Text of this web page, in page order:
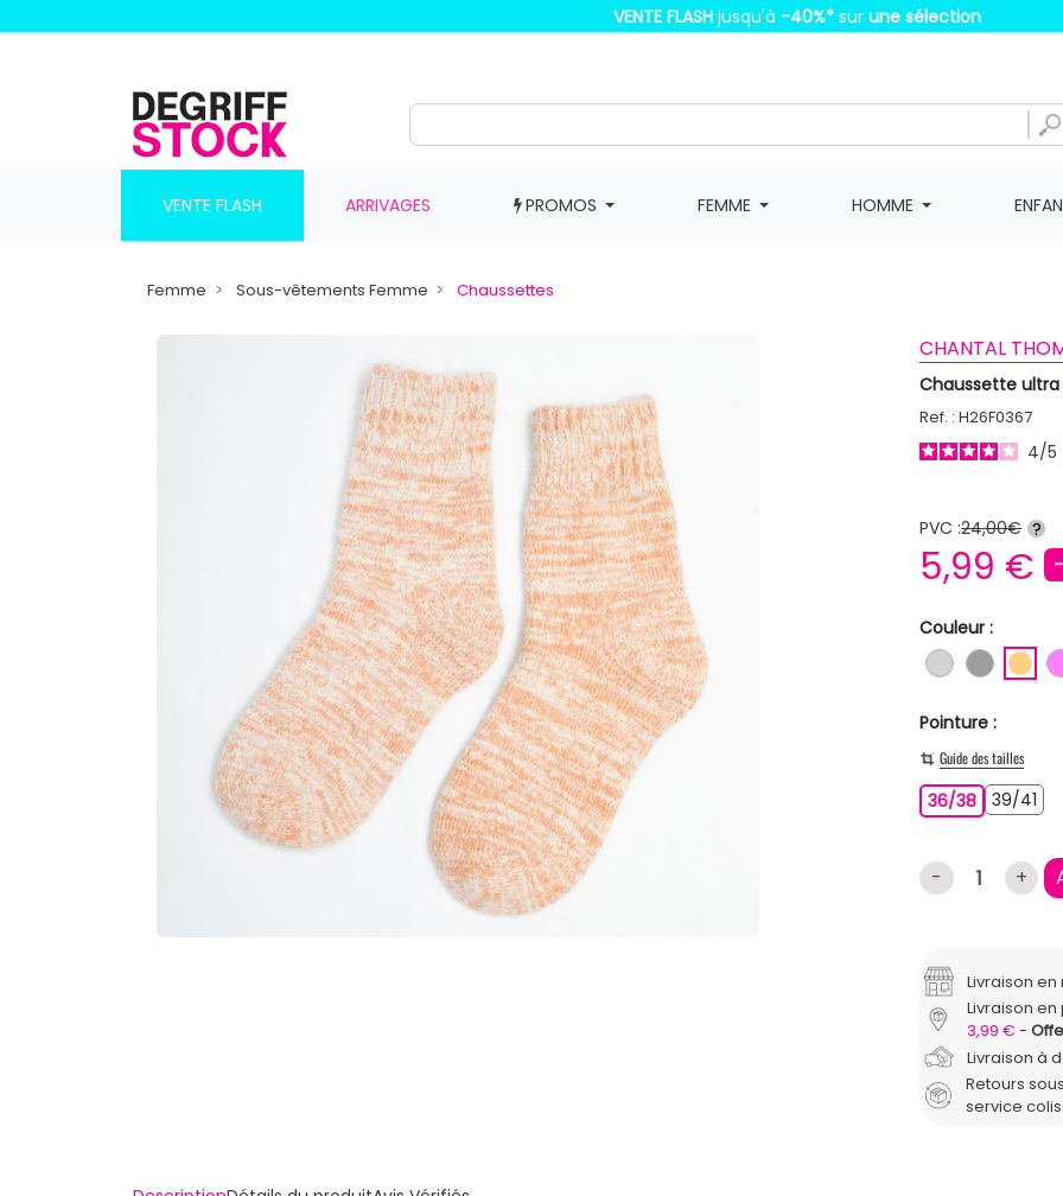
VENTE FLASH jusqu'à -40%* sur une sélection
VENTE FLASH ARRIVAGES PROMOS FEMME HOMME
Femme Sous-vêtements Femme Chaussettes
CHANTAL
Chaussette ultra
Ref. : H26F0367
4/5
PVC :24,00€ ?
5,99 €
Couleur :
GRIS CLAIR
GRIS
Pointure :
Guide des tailles
36/3836/38
39/41
- +
Livraison
Livraison
3,99 €
Livraison à
Retours
service